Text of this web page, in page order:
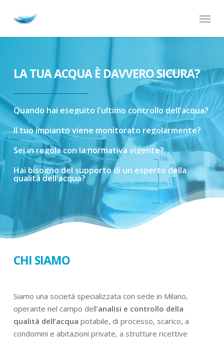
Menu
LA TUA ACQUA È DAVVERO SICURA?
Quando hai eseguito l'ultimo controllo dell'acqua?
Il tuoimpianto viene monitorato regolarmente?
Seiinregola con lanormativa vigente?
Hai bisognodel supportodi un esperto della
qualitàdell'acqua?
CHI SIAMO
Siamo una società specializzata con sede in Milano,
operante nel campo dell’analisi e controllo della
qualità dell’acqua potabile, di processo, scarico, a
condomini e abitazioni private, a strutture ricettive